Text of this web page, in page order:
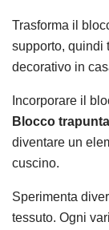
Trasforma il
supporto, quindi
decorativo in
Incorporare il
Blocco
diventare un
cuscino.
Sperimenta
tessuto. Ogni